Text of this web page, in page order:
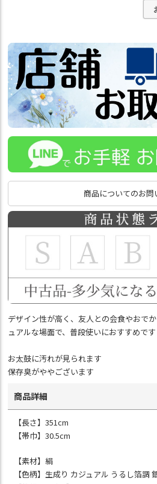
商品についてのお問
デザイン性が高く、友人との会食やおで
ュアルな場面で、普段使いにおすすめです
お太鼓に汚れが見られます
保存臭がややございます
商品詳細
【長さ】351cm
【帯巾】30.5cm
【素材】絹
【色柄】生成り カジュアル うるし箔調